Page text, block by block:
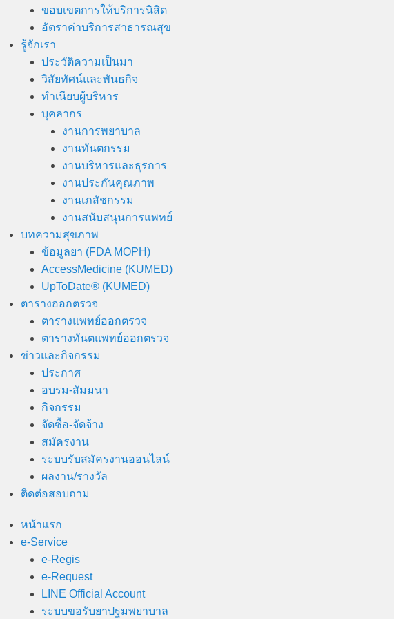
ขอบเขตการให้บริการนิสิต
อัตราค่าบริการสาธารณสุข
รู้จักเรา
ประวัติความเป็นมา
วิสัยทัศน์และพันธกิจ
ทำเนียบผู้บริหาร
บุคลากร
งานการพยาบาล
งานทันตกรรม
งานบริหารและธุรการ
งานประกันคุณภาพ
งานเภสัชกรรม
งานสนับสนุนการแพทย์
บทความสุขภาพ
ข้อมูลยา (FDA MOPH)
AccessMedicine (KUMED)
UpToDate® (KUMED)
ตารางออกตรวจ
ตารางแพทย์ออกตรวจ
ตารางทันตแพทย์ออกตรวจ
ข่าวและกิจกรรม
ประกาศ
อบรม-สัมมนา
กิจกรรม
จัดซื้อ-จัดจ้าง
สมัครงาน
ระบบรับสมัครงานออนไลน์
ผลงาน/รางวัล
ติดต่อสอบถาม
หน้าแรก
e-Service
e-Regis
e-Request
LINE Official Account
ระบบขอรับยาปฐมพยาบาล